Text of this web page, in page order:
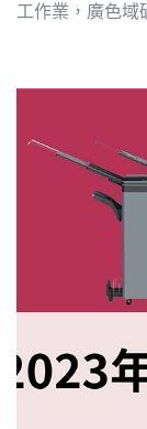
工作業，廣色域